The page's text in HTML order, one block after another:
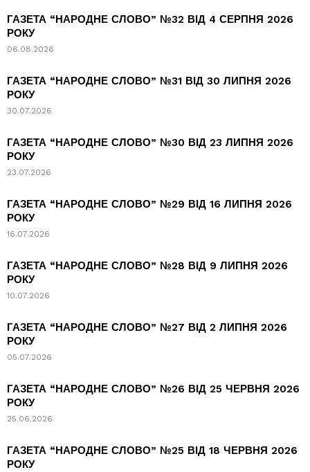
ГАЗЕТА “НАРОДНЕ СЛОВО” №32 ВІД 4 СЕРПНЯ 2026
РОКУ
06.08.2026
ГАЗЕТА “НАРОДНЕ СЛОВО” №31 ВІД 30 ЛИПНЯ 2026
РОКУ
30.07.2026
ГАЗЕТА “НАРОДНЕ СЛОВО” №30 ВІД 23 ЛИПНЯ 2026
РОКУ
23.07.2026
ГАЗЕТА “НАРОДНЕ СЛОВО” №29 ВІД 16 ЛИПНЯ 2026
РОКУ
16.07.2026
ГАЗЕТА “НАРОДНЕ СЛОВО” №28 ВІД 9 ЛИПНЯ 2026
РОКУ
10.07.2026
ГАЗЕТА “НАРОДНЕ СЛОВО” №27 ВІД 2 ЛИПНЯ 2026
РОКУ
05.07.2026
ГАЗЕТА “НАРОДНЕ СЛОВО” №26 ВІД 25 ЧЕРВНЯ 2026
РОКУ
25.06.2026
ГАЗЕТА “НАРОДНЕ СЛОВО” №25 ВІД 18 ЧЕРВНЯ 2026
РОКУ